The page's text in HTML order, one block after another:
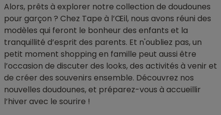
Alors, prêts à explorer notre collection de doudounes
pour garçon ? Chez Tape à l’Œil, nous avons réuni des
modèles qui feront le bonheur des enfants et la
tranquillité d’esprit des parents. Et n'oubliez pas, un
petit moment shopping en famille peut aussi être
l’occasion de discuter des looks, des activités à venir et
de créer des souvenirs ensemble. Découvrez nos
nouvelles doudounes, et préparez-vous à accueillir
l’hiver avec le sourire !